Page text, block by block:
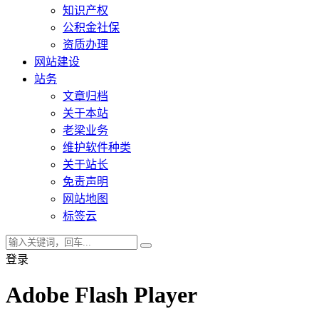
知识产权
公积金社保
资质办理
网站建设
站务
文章归档
关于本站
老梁业务
维护软件种类
关于站长
免责声明
网站地图
标签云
登录
Adobe Flash Player